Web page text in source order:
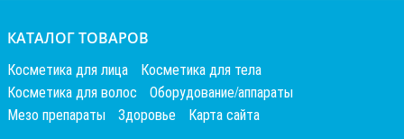
КАТАЛОГ ТОВАРОВ
Косметика для лица
Косметика для тела
Косметика для волос
Оборудование/аппараты
Мезо препараты
Здоровье Карта сайта